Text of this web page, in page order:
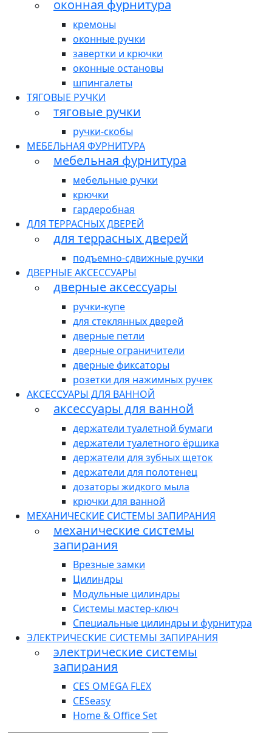
оконная фурнитура
кремоны
оконные ручки
завертки и крючки
оконные остановы
шпингалеты
ТЯГОВЫЕ РУЧКИ
тяговые ручки
ручки-скобы
МЕБЕЛЬНАЯ ФУРНИТУРА
мебельная фурнитура
мебельные ручки
крючки
гардеробная
ДЛЯ ТЕРРАСНЫХ ДВЕРЕЙ
для террасных дверей
подъемно-сдвижные ручки
ДВЕРНЫЕ АКСЕССУАРЫ
дверные аксессуары
ручки-купе
для стеклянных дверей
дверные петли
дверные ограничители
дверные фиксаторы
розетки для нажимных ручек
АКСЕССУАРЫ ДЛЯ ВАННОЙ
аксессуары для ванной
держатели туалетной бумаги
держатели туалетного ёршика
держатели для зубных щеток
держатели для полотенец
дозаторы жидкого мыла
крючки для ванной
МЕХАНИЧЕСКИЕ СИСТЕМЫ ЗАПИРАНИЯ
механические системы
запирания
Врезные замки
Цилиндры
Модульные цилиндры
Системы мастер-ключ
Специальные цилиндры и фурнитура
ЭЛЕКТРИЧЕСКИЕ СИСТЕМЫ ЗАПИРАНИЯ
электрические системы
запирания
CES OMEGA FLEX
CESeasy
Home & Office Set